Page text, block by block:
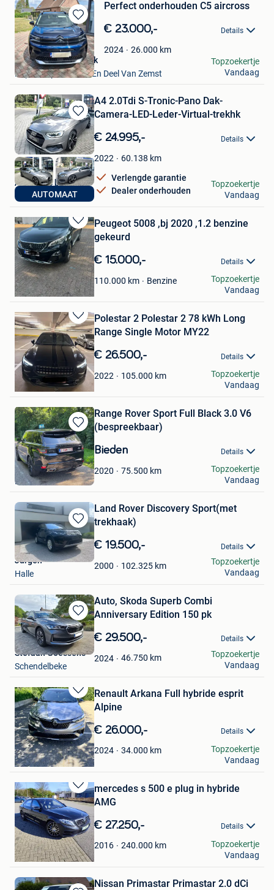
Bewaren
in
Mijn
Favorieten
Perfect onderhouden C5 aircross
€ 23.000,- Details
2024 26.000 km
Van Huychem Patrick
Kapelle-Op-Den-Bos En Deel Van Zemst
Topzoekertje
Vandaag
Bewaren
in
Mijn
Favorieten
AUTOMAAT
A4 2.0Tdi S-Tronic-Pano Dak-
Camera-LED-Leder-Virtual-trekhk
€ 24.995,- Details
2022 60.138 km
Verlengde garantie
Dealer onderhouden
AMR Cars bv
Mechelen
Topzoekertje
Vandaag
Bewaren
in
Mijn
Favorieten
Peugeot 5008 ,bj 2020 ,1.2 benzine
gekeurd
€ 15.000,- Details
110.000 km Benzine
kabakakpinar
Bornem
Topzoekertje
Vandaag
Bewaren
in
Mijn
Favorieten
Polestar 2 Polestar 2 78 kWh Long
Range Single Motor MY22
€ 26.500,- Details
2022 105.000 km
Loïk Eyers
Brussel
Topzoekertje
Vandaag
Bewaren
in
Mijn
Favorieten
Range Rover Sport Full Black 3.0 V6
(bespreekbaar)
Bieden Details
2020 75.500 km
Stijn
Riemst
Topzoekertje
Vandaag
Bewaren
in
Mijn
Favorieten
Land Rover Discovery Sport(met
trekhaak)
€ 19.500,- Details
2000 102.325 km
Jurgen
Halle
Topzoekertje
Vandaag
Bewaren
in
Mijn
Favorieten
Auto, Skoda Superb Combi
Anniversary Edition 150 pk
€ 29.500,- Details
2024 46.750 km
Stefaan Goessens
Schendelbeke
Topzoekertje
Vandaag
Bewaren
in
Mijn
Favorieten
Renault Arkana Full hybride esprit
Alpine
€ 26.000,- Details
2024 34.000 km
mylo
Middelkerke
Topzoekertje
Vandaag
Bewaren
in
Mijn
Favorieten
mercedes s 500 e plug in hybride
AMG
€ 27.250,- Details
2016 240.000 km
philippe callens
Schilde
Topzoekertje
Vandaag
Nissan Primastar Primastar 2.0 dCi